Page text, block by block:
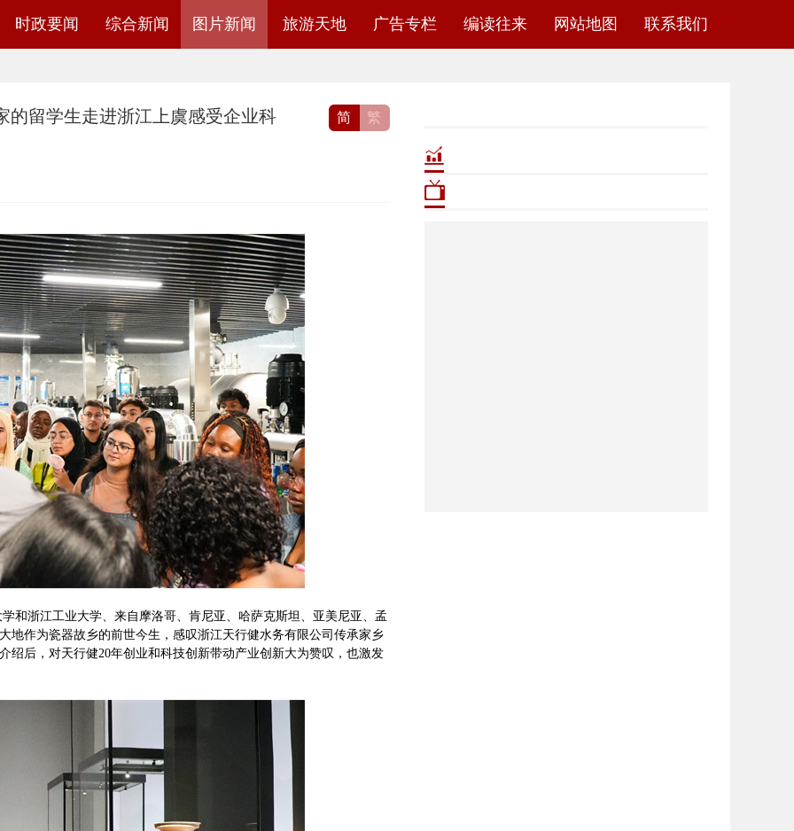
时政要闻 综合新闻 图片新闻 旅游天地 广告专栏 编读往来 网站地图 联系我们
的留学生走进浙江上虞感受企业科 简 繁
浙江工业大学、来自摩洛哥、肯尼亚、哈萨克斯坦、亚美尼亚、孟
地作为瓷器故乡的前世今生，感叹浙江天行健水务有限公司传承家乡
绍后，对天行健20年创业和科技创新带动产业创新大为赞叹，也激发